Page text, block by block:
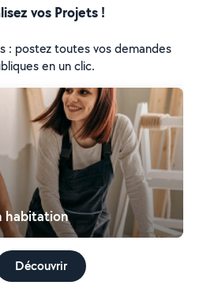
vos Projets !
: postez toutes vos demandes
en un clic.
habitation
Découvrir